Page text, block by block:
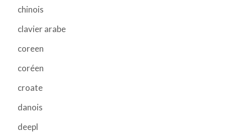
chinois
clavier arabe
coreen
coréen
croate
danois
deepl